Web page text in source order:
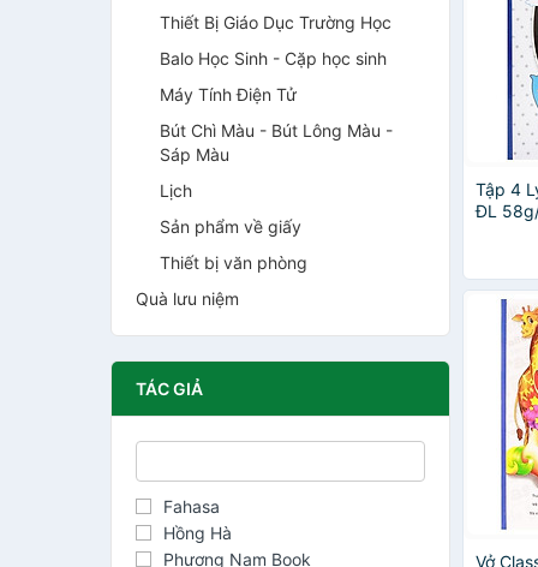
Thiết Bị Giáo Dục Trường Học
Balo Học Sinh - Cặp học sinh
Máy Tính Điện Tử
Bút Chì Màu - Bút Lông Màu -
Sáp Màu
Lịch
Sản phẩm về giấy
Thiết bị văn phòng
Quà lưu niệm
TÁC GIẢ
Fahasa
Hồng Hà
Phương Nam Book
Tập 4
ĐL
Vở